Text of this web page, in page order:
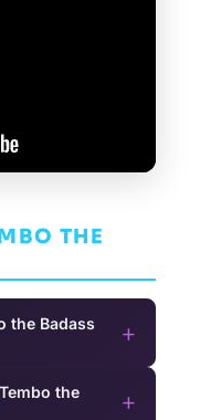
THE
the Badass
+
the
+